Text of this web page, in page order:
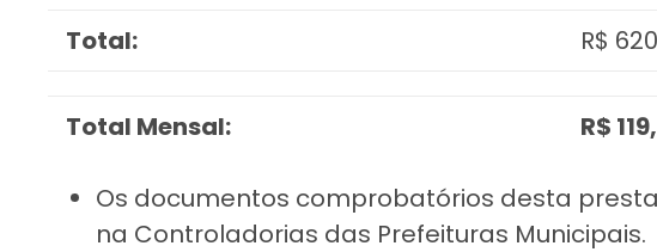
Total:
R$
Total Mensal: R$
Os documentos comprobatórios desta
na Controladorias das Prefeituras Municipais.